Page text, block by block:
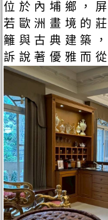
位於內埔鄉，
若歐洲畫境的
籬與古典建築
訴說著優雅而